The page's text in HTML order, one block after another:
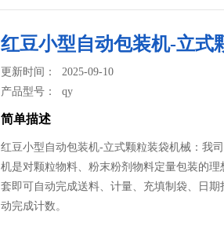
红豆小型自动包装机-立式
更新时间： 2025-09-10
产品型号：qy
简单描述
红豆小型自动包装机-立式颗粒装袋机械：我
机​是对颗粒物料、粉末粉剂物料定量包装的
套即可自动完成送料、计量、充填制袋、日期
动完成计数。